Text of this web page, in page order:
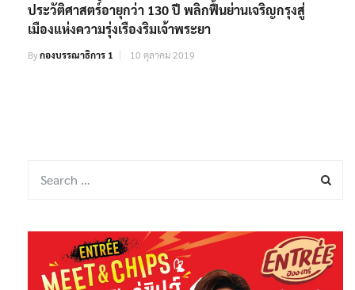
ประวัติศาสตร์อายุกว่า 130 ปี พลิกฟื้นย่านเจริญกรุงสู่
เมืองแห่งความรุ่งเรืองริมเจ้าพระยา
Byกองบรรณาธิการ 1 10 ตุลาคม 2019